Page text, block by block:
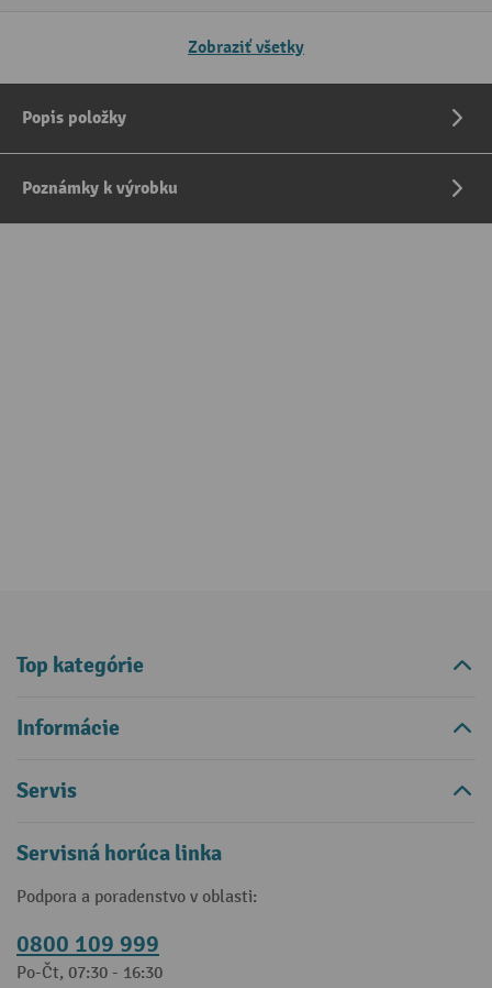
Zobraziť všetky
Popis položky
Poznámky k výrobku
Top kategórie
Informácie
Servis
Servisná horúca linka
Podpora a poradenstvo v oblasti:
0800 109 999
Po-Čt, 07:30 - 16:30